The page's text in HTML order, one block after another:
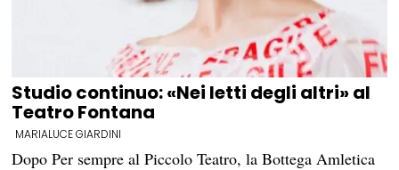
Studio continuo: «Nei letti degli altri» al
Teatro Fontana
MARIALUCE GIARDINI
Dopo Per sempre al Piccolo Teatro, la Bottega Amletica